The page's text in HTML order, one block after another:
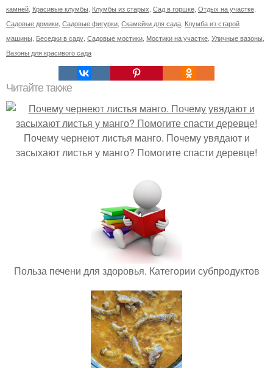
камней Красивые клумбы Клумбы из старых Сад в горшке Отдых на участке
Садовые домики Садовые фигурки Скамейки для сада Клумба из старой
машины Беседки в саду Садовые мостики Мостики на участке Уличные вазоны
Вазоны для красивого сада
Читайте также
Почему чернеют листья манго. Почему увядают и
засыхают листья у манго? Помогите спасти деревце!
Польза печени для здоровья. Категории субпродуктов